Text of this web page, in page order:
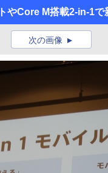
やCore M搭載2-in-1
次の画像